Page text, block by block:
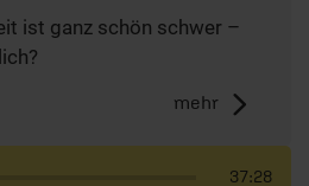
ist ganz schön schwer –
mehr
37:28